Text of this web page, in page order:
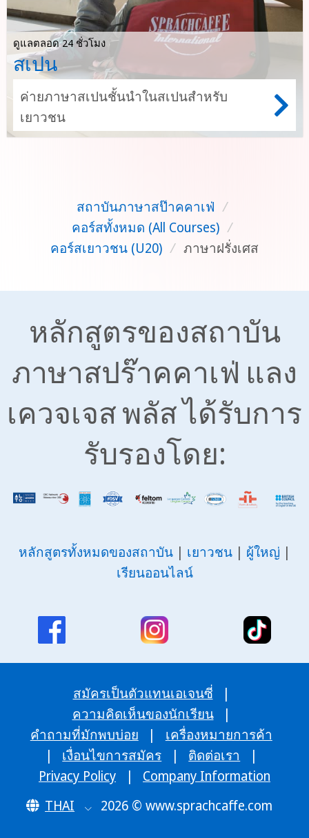
ดูแลตลอด 24 ชั่วโมง
สเปน
ค่ายภาษาสเปนชั้นนำในสเปนสำหรับ
เยาวชน
สถาบันภาษาสป๊าคคาเฟ่ /
คอร์สทั้งหมด (All Courses) /
คอร์สเยาวชน (U20) / ภาษาฝรั่งเศส
หลักสูตรของสถาบัน
ภาษาสปร๊าคคาเฟ่ แลง
เควจเจส พลัส ได้รับการ
รับรองโดย:
หลักสูตรทั้งหมดของสถาบัน | เยาวชน | ผู้ใหญ่ |
เรียนออนไลน์
สมัครเป็นตัวแทนเอเจนซี่
|
ความคิดเห็นของนักเรียน
|
คำถามที่มักพบบ่อย
|
เครื่องหมายการค้า
|
เงื่อนไขการสมัคร | ติดต่อเรา
|
Privacy Policy
|
Company Information
THAI
2026 © www.sprachcaffe.com